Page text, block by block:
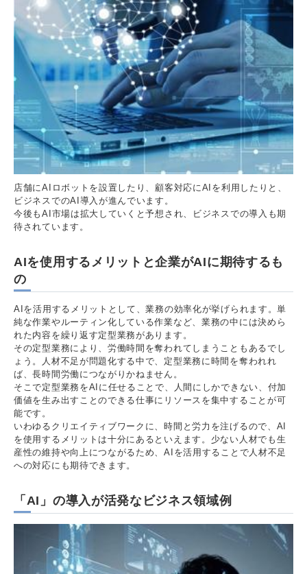
店舗にAIロボットを設置したり、顧客対応にAIを利用したりと、
ビジネスでのAI導入が進んでいます。
今後もAI市場は拡大していくと予想され、ビジネスでの導入も期
待されています。
AIを使用するメリットと企業がAIに期待するも
の
AIを活用するメリットとして、業務の効率化が挙げられます。単
純な作業やルーティン化している作業など、業務の中には決めら
れた内容を繰り返す定型業務があります。
その定型業務により、労働時間を奪われてしまうこともあるでし
ょう。人材不足が問題化する中で、定型業務に時間を奪われれ
ば、長時間労働につながりかねません。
そこで定型業務をAIに任せることで、人間にしかできない、付加
価値を生み出すことのできる仕事にリソースを集中することが可
能です。
いわゆるクリエイティブワークに、時間と労力を注げるので、AI
を使用するメリットは十分にあるといえます。少ない人材でも生
産性の維持や向上につながるため、AIを活用することで人材不足
への対応にも期待できます。
「AI」の導入が活発なビジネス領域例